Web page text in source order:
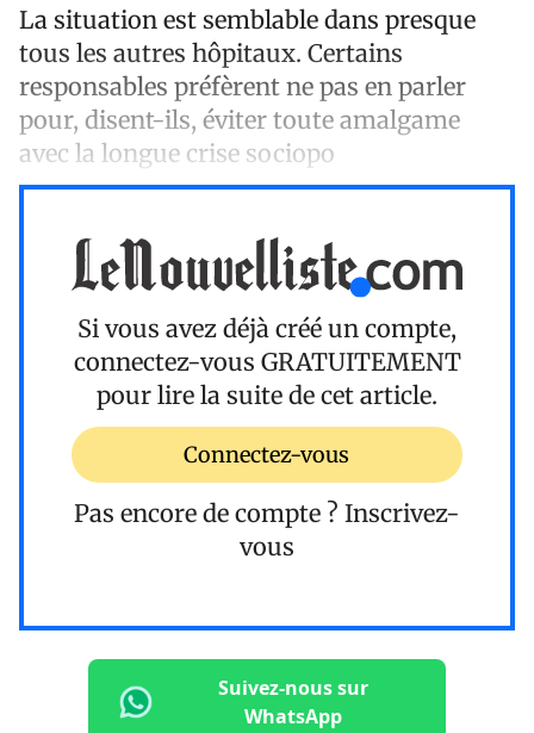
La situation est semblable dans presque
tous les autres hôpitaux. Certains
responsables préfèrent ne pas en parler
pour, disent-ils, éviter toute amalgame
avec la longue crise sociopo
Si vous avez déjà créé un compte,
connectez-vous GRATUITEMENT
pour lire la suite de cet article.
Connectez-vous
Pas encore de compte ? Inscrivez-
vous
Suivez-nous sur
WhatsApp